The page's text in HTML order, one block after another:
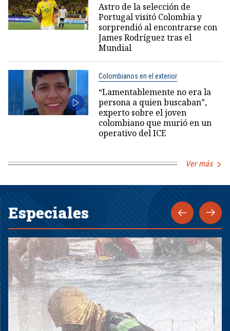
Astro de la selección de
Portugal visitó Colombia y
sorprendió al encontrarse con
James Rodríguez tras el
Mundial
Colombianos en el exterior
“Lamentablemente no era la
persona a quien buscaban”,
experto sobre el joven
colombiano que murió en un
operativo del ICE
Ver más
Especiales